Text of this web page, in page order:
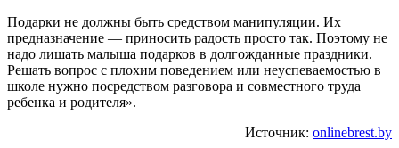
Подарки не должны быть средством манипуляции. Их
предназначение — приносить радость просто так. Поэтому не
надо лишать малыша подарков в долгожданные праздники.
Решать вопрос с плохим поведением или неуспеваемостью в
школе нужно посредством разговора и совместного труда
ребенка и родителя».
Источник: onlinebrest.by